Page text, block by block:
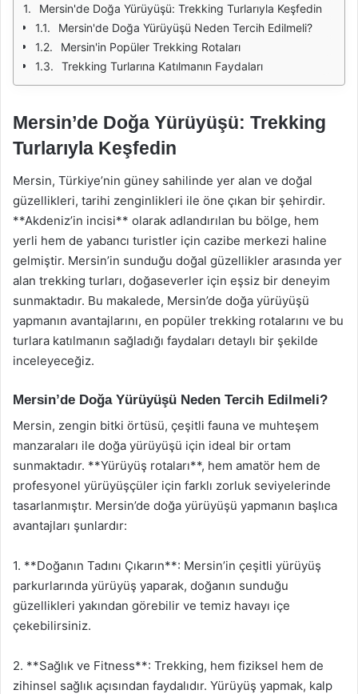
Mersin'de Doğa Yürüyüşü: Trekking Turlarıyla Keşfedin
Mersin'de Doğa Yürüyüşü Neden Tercih Edilmeli?
Mersin'in Popüler Trekking Rotaları
Trekking Turlarına Katılmanın Faydaları
Mersin’de Doğa Yürüyüşü: Trekking
Turlarıyla Keşfedin
Mersin, Türkiye’nin güney sahilinde yer alan ve doğal
güzellikleri, tarihi zenginlikleri ile öne çıkan bir şehirdir.
**Akdeniz’in incisi** olarak adlandırılan bu bölge, hem
yerli hem de yabancı turistler için cazibe merkezi haline
gelmiştir. Mersin’in sunduğu doğal güzellikler arasında yer
alan trekking turları, doğaseverler için eşsiz bir deneyim
sunmaktadır. Bu makalede, Mersin’de doğa yürüyüşü
yapmanın avantajlarını, en popüler trekking rotalarını ve bu
turlara katılmanın sağladığı faydaları detaylı bir şekilde
inceleyeceğiz.
Mersin’de Doğa Yürüyüşü Neden Tercih Edilmeli?
Mersin, zengin bitki örtüsü, çeşitli fauna ve muhteşem
manzaraları ile doğa yürüyüşü için ideal bir ortam
sunmaktadır. **Yürüyüş rotaları**, hem amatör hem de
profesyonel yürüyüşçüler için farklı zorluk seviyelerinde
tasarlanmıştır. Mersin’de doğa yürüyüşü yapmanın başlıca
avantajları şunlardır:
1. **Doğanın Tadını Çıkarın**: Mersin’in çeşitli yürüyüş
parkurlarında yürüyüş yaparak, doğanın sunduğu
güzellikleri yakından görebilir ve temiz havayı içe
çekebilirsiniz.
2. **Sağlık ve Fitness**: Trekking, hem fiziksel hem de
zihinsel sağlık açısından faydalıdır. Yürüyüş yapmak, kalp